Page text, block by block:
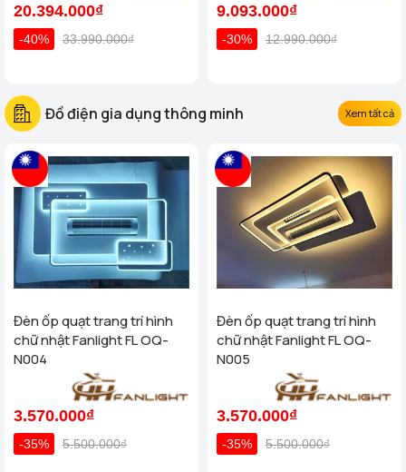
20.394.000₫
-40% 33.990.000₫
9.093.000₫
-30% 12.990.000₫
Đồ điện gia dụng thông minh Xem tất cả
Đèn ốp quạt trang trí hình
chữ nhật Fanlight FL OQ-
N004
3.570.000₫
-35% 5.500.000₫
Đèn ốp quạt trang trí hình
chữ nhật Fanlight FL OQ-
N005
3.570.000₫
-35% 5.500.000₫